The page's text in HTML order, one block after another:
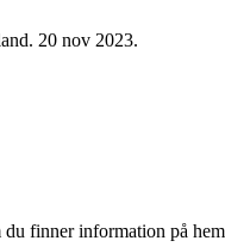
20 nov 2023.
finner information på